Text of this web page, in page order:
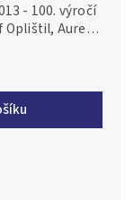
- 100. výročí
Oplištil, Aurea
31 mm (13